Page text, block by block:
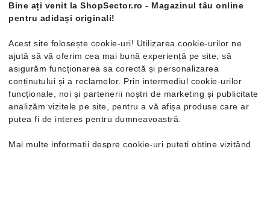
Bine ați venit la ShopSector.ro - Magazinul tâu online
pentru adidași originali!
Acest site folosește cookie-uri! Utilizarea cookie-urilor ne
ajută să vă oferim cea mai bună experiență pe site, să
asigurăm funcționarea sa corectă și personalizarea
conținutului și a reclamelor. Prin intermediul cookie-urilor
funcționale, noi și partenerii noștri de marketing și publicitate
analizăm vizitele pe site, pentru a vă afișa produse care ar
putea fi de interes pentru dumneavoastră.
Mai multe informații despre cookie-uri puteți obține vizitând
Cod NEW20 cu reducere de 20%
Mărimi disponibile:
Cod NEW20 cu reducere de 20%